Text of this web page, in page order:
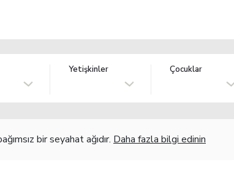
Yetişkinler Çocuklar
bir seyahat ağıdır. Daha fazla bilgi edinin